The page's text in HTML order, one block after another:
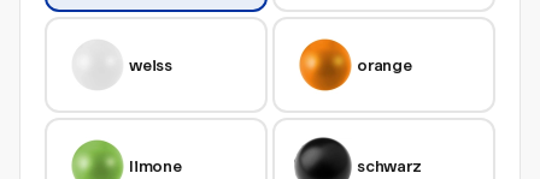
weiss orange
limone schwarz